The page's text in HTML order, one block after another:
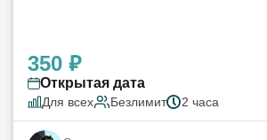
350 ₽
Открытая дата
Для всех Безлимит 2 часа